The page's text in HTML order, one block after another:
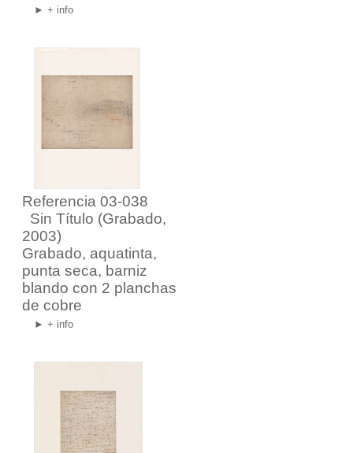
► + info
Referencia 03-038
Sin Título (Grabado,
2003)
Grabado, aquatinta,
punta seca, barniz
blando con 2 planchas
de cobre
► + info